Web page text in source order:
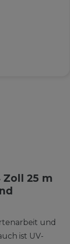
Zoll 25 m
und
ist UV-